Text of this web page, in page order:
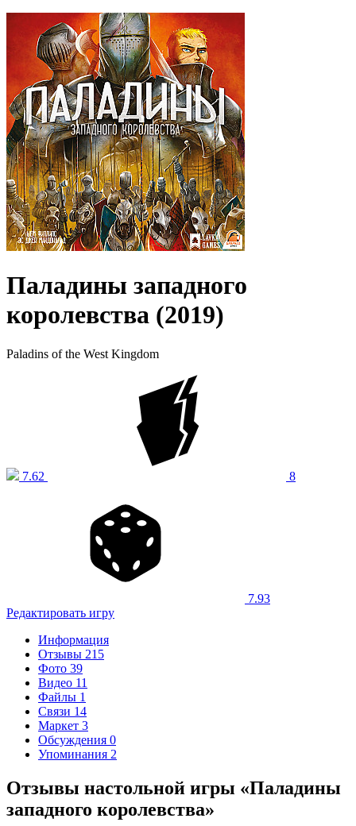
Паладины западного
королевства (2019)
Paladins of the West Kingdom
7.62 8
7.93
Редактировать игру
Информация
Отзывы 215
Фото 39
Видео 11
Файлы 1
Связи 14
Маркет 3
Обсуждения 0
Упоминания 2
Отзывы настольной игры «Паладины
западного королевства»